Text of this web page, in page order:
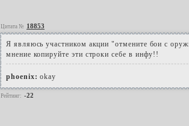
Цитата № 18853
Я являюсь участником акции "отмените бои с
мнение копируйте эти строки себе в инфу!!
phoenix: okay
Рейтинг: -22